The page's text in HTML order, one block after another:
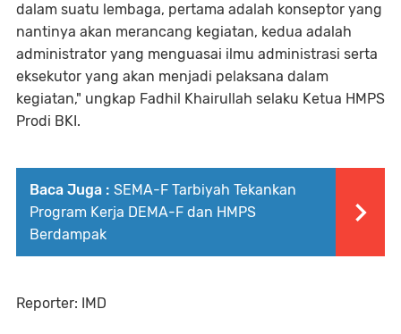
dalam suatu lembaga, pertama adalah konseptor yang
nantinya akan merancang kegiatan, kedua adalah
administrator yang menguasai ilmu administrasi serta
eksekutor yang akan menjadi pelaksana dalam
kegiatan," ungkap Fadhil Khairullah selaku Ketua HMPS
Prodi BKI.
Baca Juga : SEMA-F Tarbiyah Tekankan
Program Kerja DEMA-F dan HMPS
Berdampak
Reporter: IMD